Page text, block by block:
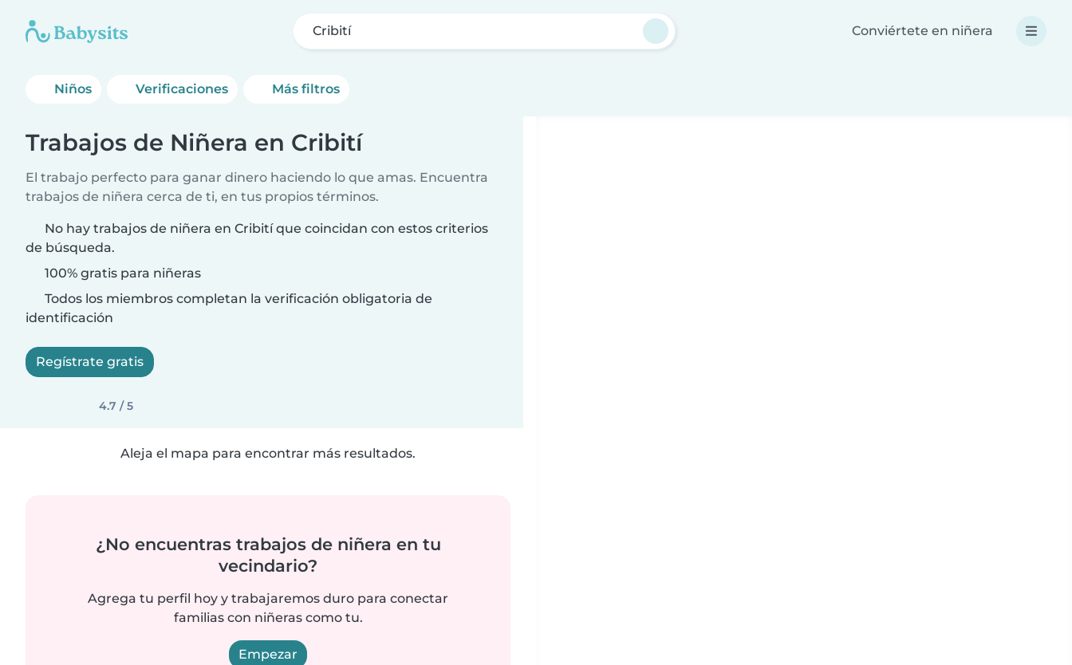
Cribití Conviértete en niñera
Niños Verificaciones Más filtros
Trabajos de Niñera en Cribití
El trabajo perfecto para ganar dinero haciendo lo que amas. Encuentra
trabajos de niñera cerca de ti, en tus propios términos.
No hay trabajos de niñera en Cribití que coincidan con estos criterios
de búsqueda.
100% gratis para niñeras
Todos los miembros completan la verificación obligatoria de
identificación
Regístrate gratis
4.7 / 5
Aleja el mapa para encontrar más resultados.
¿No encuentras trabajos de niñera en tu
vecindario?
Agrega tu perfil hoy y trabajaremos duro para conectar
familias con niñeras como tu.
Empezar